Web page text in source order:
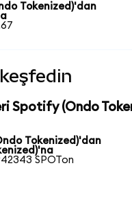
Tokenized)'dan
Spotify (Ondo
Tokenized)'dan
SPOTon